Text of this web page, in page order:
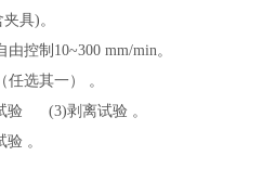
夹具)。
控制10~300 mm/min。
任选其一） 。
验 (3)剥离试验 。
验 。